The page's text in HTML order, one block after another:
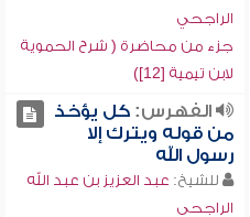
الراجحي
جزء من محاضرة ( شرح الحموية
لابن تيمية [12])
الفهرس:كل يؤخذ
من قوله ويترك إلا
رسول الله
للشيخ: عبد العزيز بن عبد الله
الراجحي